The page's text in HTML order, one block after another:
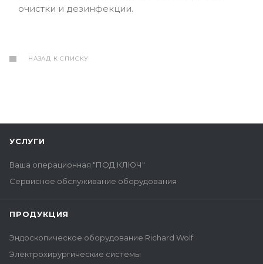
очистки и дезинфекции.
НАЗАД К СПИСКУ
УСЛУГИ
Ваша операционная "ПОД КЛЮЧ"
Сервисное обслуживание оборудования
ПРОДУКЦИЯ
Эндоскопическое оборудование Richard Wolf
Электрохирургические системы